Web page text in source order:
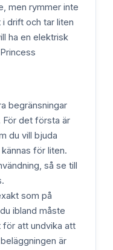
men rymmer inte
drift och tar liten
ha en elektrisk
begränsningar
För det första är
du vill bjuda
för liten.
så se till
som på
ibland måste
för att undvika att
är